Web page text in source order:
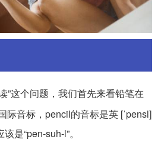
”这个问题，我们首先来看铅笔在
际音标，pencil的音标是英 [ˈpensl]
是“pen-suh-l”。